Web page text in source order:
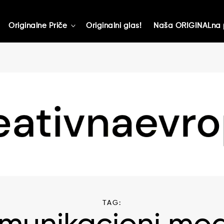
Originalne Priče toggle
Originalni glas! Naša
TAG: